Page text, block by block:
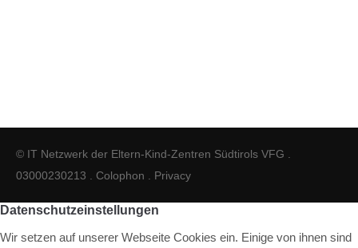
© IT Netzwerk der Eltern-Kind-Zentren Südtirols VFG .
03000230213 . Colophon Privacy
Datenschutzeinstellungen
Wir setzen auf unserer Webseite Cookies ein. Einige von ihnen sind